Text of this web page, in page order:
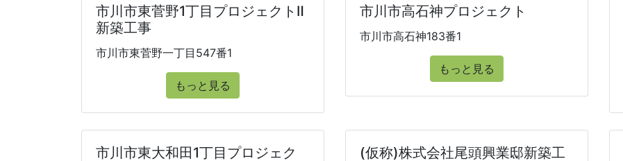
市川市東菅野1丁目プロジェクトⅡ
新築工事
市川市東菅野一丁目547番1
もっと見る
市川市高石神プロジェクト
市川市高石神183番1
もっと見る
市川市東大和田1丁目プロジェク
(仮称)株式会社尾頭興業邸新築工